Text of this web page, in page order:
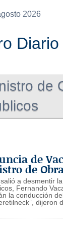
2026
Diario
de
de
de
a desmentir
Fernando
la conducción
dijeron